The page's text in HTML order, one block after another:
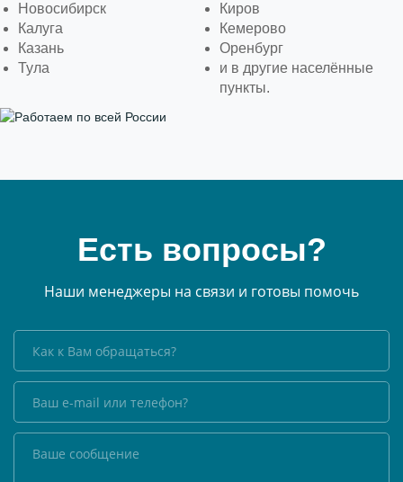
Новосибирск
Калуга
Казань
Тула
Киров
Кемерово
Оренбург
и в другие населённые
пункты.
Есть вопросы?
Наши менеджеры на связи и готовы помочь